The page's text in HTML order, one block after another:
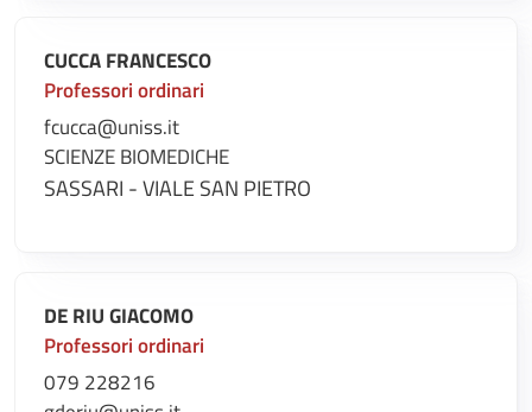
CUCCA FRANCESCO
Professori ordinari
fcucca@uniss.it
SCIENZE BIOMEDICHE
SASSARI - VIALE SAN PIETRO
DE RIU GIACOMO
Professori ordinari
079 228216